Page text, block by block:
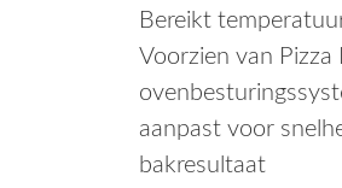
Bereikt
Voorzien van Pizza
aanpast voor
bakresultaat